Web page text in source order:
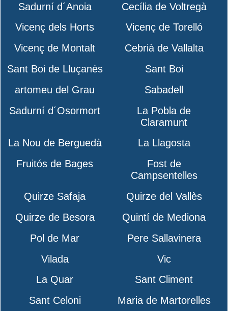
Sadurní d´Anoia
Cecília de Voltregà
Vicenç dels Horts
Vicenç de Torelló
Vicenç de Montalt
Cebrià de Vallalta
Sant Boi de Lluçanès
Sant Boi
artomeu del Grau
Sabadell
Sadurní d´Osormort
La Pobla de
Claramunt
La Nou de Berguedà
La Llagosta
Fruitós de Bages
Fost de
Campsentelles
Quirze Safaja
Quirze del Vallès
Quirze de Besora
Quintí de Mediona
Pol de Mar
Pere Sallavinera
Vilada
Vic
La Quar
Sant Climent
Sant Celoni
Maria de Martorelles